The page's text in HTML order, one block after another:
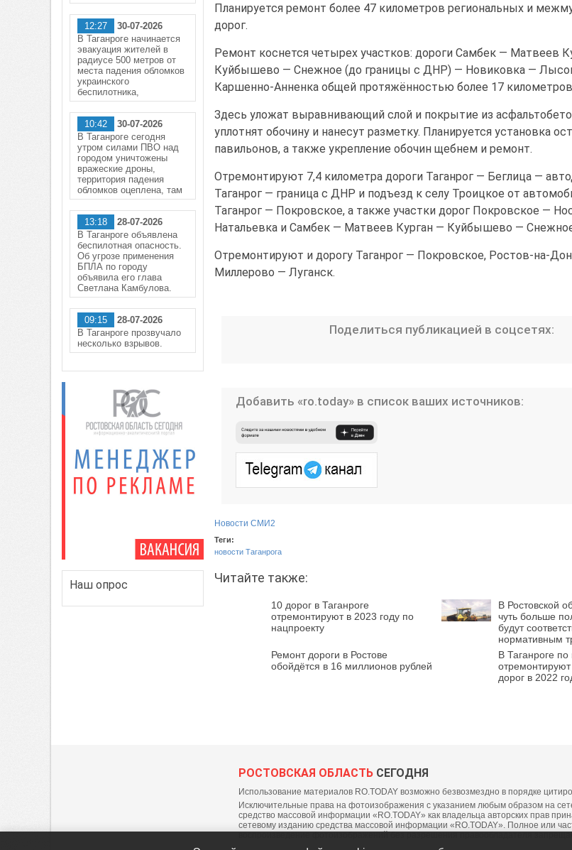
Планируется ремонт более 47 километров региональных и
дорог.
Ремонт коснется четырех участков: дороги Самбек — Матвеев
Куйбышево — Снежное (до границы с ДНР) — Новиковка —
Каршенно-Анненка общей протяжённостью более 17
Здесь уложат выравнивающий слой и покрытие из
уплотнят обочину и нанесут разметку. Планируется установка
павильонов, а также укрепление обочин щебнем и ремонт.
Отремонтируют 7,4 километра дороги Таганрог — Беглица —
Таганрог — граница с ДНР и подъезд к селу Троицкое от
Таганрог — Покровское, а также участки дорог Покровское —
Натальевка и Самбек — Матвеев Курган — Куйбышево —
Отремонтируют и дорогу Таганрог — Покровское, Ростов-на-
Миллерово — Луганск.
Поделиться публикацией в соцсетях:
Добавить «ro.today» в список ваших источников:
Новости СМИ2
Теги:
новости Таганрога
Читайте также:
10 дорог в Таганроге
отремонтируют в 2023 году по
нацпроекту
В Ростовской
чуть больше
будут
нормативным
Ремонт дороги в Ростове
обойдётся в 16 миллионов рублей
В Таганроге по
дорог в 2022
12:27
30-07-2026
В Таганроге начинается
эвакуация жителей в
радиусе 500 метров от
места падения обломков
украинского
беспилотника,
10:42
30-07-2026
В Таганроге сегодня
утром силами ПВО над
городом уничтожены
вражеские дроны,
территория падения
обломков оцеплена, там
13:18
28-07-2026
В Таганроге объявлена
беспилотная опасность.
Об угрозе применения
БПЛА по городу
объявила его глава
Светлана Камбулова.
09:15
28-07-2026
В Таганроге прозвучало
несколько взрывов.
Наш опрос
РОСТОВСКАЯ ОБЛАСТЬ СЕГОДНЯ
Использование материалов RO.TODAY возможно безвозмездно в порядке
Исключительные права на фотоизображения с указанием любым образом на
средство массовой информации «RO.TODAY» как владельца авторских прав
сетевому изданию средства массовой информации «RO.TODAY». Полное или